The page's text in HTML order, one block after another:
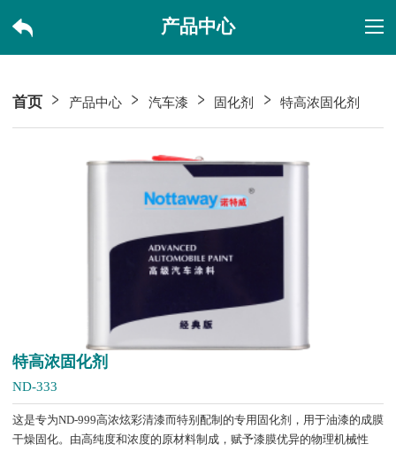
产品中心
首页 产品中心 汽车漆 固化剂 特高浓固化剂
特高浓固化剂
ND-333
这是专为ND-999高浓炫彩清漆而特别配制的专用固化剂，用于油漆的成膜
干燥固化。由高纯度和浓度的原材料制成，赋予漆膜优异的物理机械性